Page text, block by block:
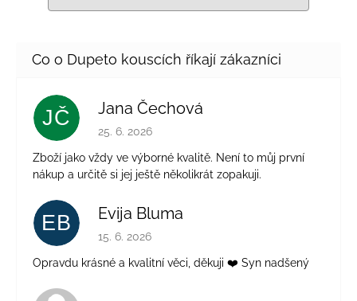
JČ Jana Čechová
Hodnocení obchodu je 5 z 5 hvězdiček.
25. 6. 2026
Zboží jako vždy ve výborné kvalitě. Není to můj první
nákup a určitě si jej ještě několikrát zopakuji.
EB Evija Bluma
Hodnocení obchodu je 5 z 5 hvězdiček.
15. 6. 2026
Opravdu krásné a kvalitní věci, děkuji ❤️ Syn nadšený